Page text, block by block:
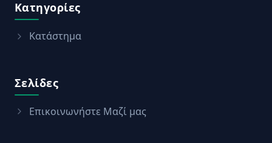
Κατηγορίες
Κατάστημα
Σελίδες
Επικοινωνήστε Μαζί μας